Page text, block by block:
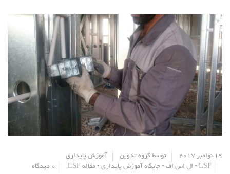
19 نوامبر 2017 توسط گروه تدوین
آموزش پایداری
LSF
• ال اس اف • جایگاه آموزش پایداری • مقاله LSF 0 دیدگاه